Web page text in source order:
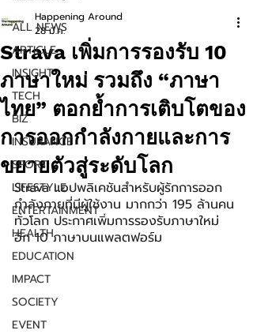
ALL NEWS
ARTICLE
INSIGHT
TECH
BIZ
INSURANCE
SPORT
LIFESTYLE
ENTERTAINMENT
HEALTH
EDUCATION
IMPACT
SOCIETY
EVENT
Strava เพิ่มการรองรับ 10
ภาษาใหม่ รวมถึง “ภาษา
ไทย” ตอกย้ำการเติบโตของ
การออกกำลังกายและการ
ขยายตัวสู่ระดับโลก
Happening Around
28 มี.ค.
Strava แอปพลิเคชันสำหรับผู้รักการออก
กำลังกายที่มีผู้ใช้งาน มากกว่า 195 ล้านคน
ทั่วโลก ประกาศเพิ่มการรองรับภาษาใหม่
อีก 10 ภาษาบนแพลตฟอร์ม